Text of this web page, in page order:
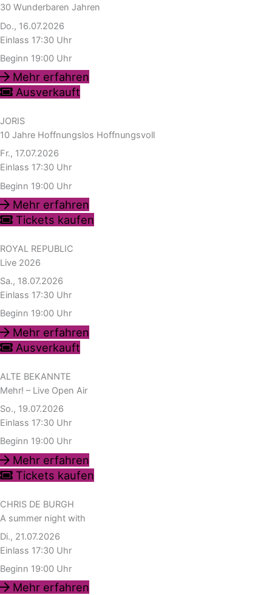
30 Wunderbaren Jahren
Do., 16.07.2026
Einlass 17:30 Uhr
Beginn 19:00 Uhr
Mehr erfahren
Ausverkauft
JORIS
10 Jahre Hoffnungslos Hoffnungsvoll
Fr., 17.07.2026
Einlass 17:30 Uhr
Beginn 19:00 Uhr
Mehr erfahren
Tickets kaufen
ROYAL REPUBLIC
Live 2026
Sa., 18.07.2026
Einlass 17:30 Uhr
Beginn 19:00 Uhr
Mehr erfahren
Ausverkauft
ALTE BEKANNTE
Mehr! – Live Open Air
So., 19.07.2026
Einlass 17:30 Uhr
Beginn 19:00 Uhr
Mehr erfahren
Tickets kaufen
CHRIS DE BURGH
A summer night with
Di., 21.07.2026
Einlass 17:30 Uhr
Beginn 19:00 Uhr
Mehr erfahren